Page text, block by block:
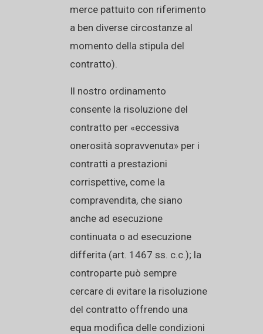
merce pattuito con riferimento
a ben diverse circostanze al
momento della stipula del
contratto).
Il nostro ordinamento
consente la risoluzione del
contratto per «eccessiva
onerosità sopravvenuta» per i
contratti a prestazioni
corrispettive, come la
compravendita, che siano
anche ad esecuzione
continuata o ad esecuzione
differita (art. 1467 ss. c.c.); la
controparte può sempre
cercare di evitare la risoluzione
del contratto offrendo una
equa modifica delle condizioni